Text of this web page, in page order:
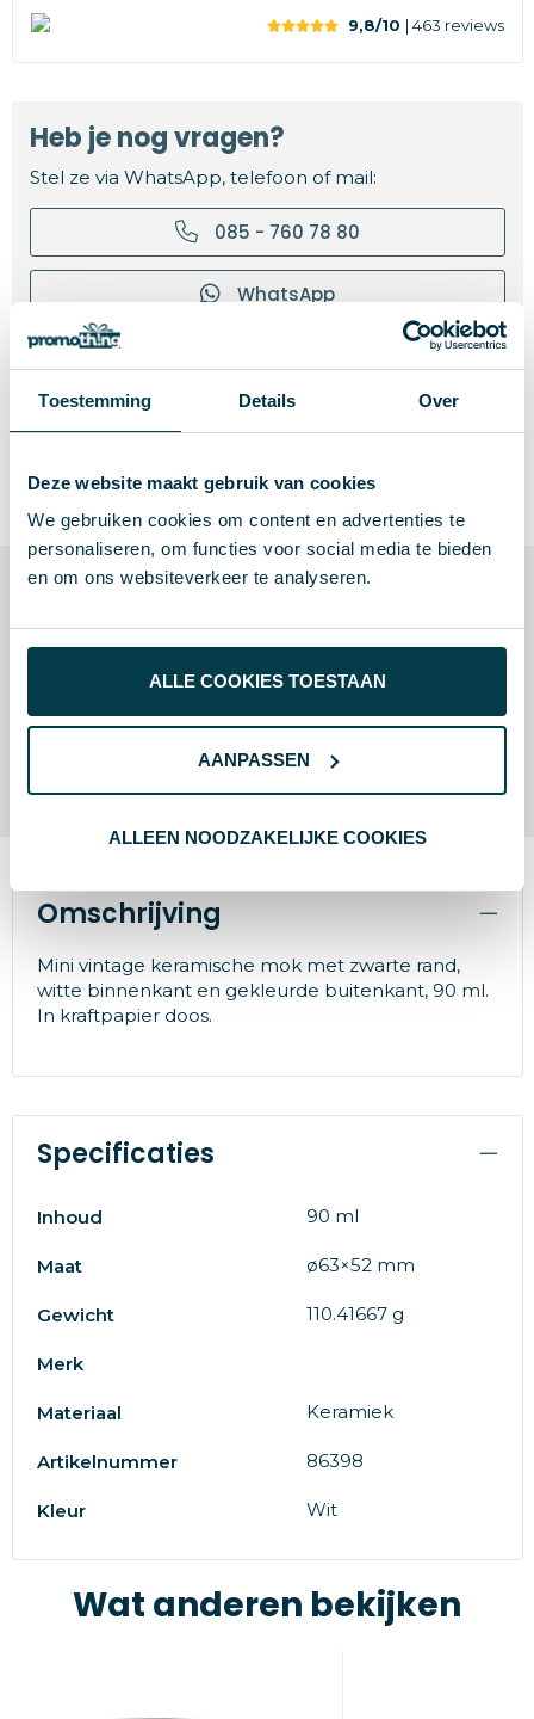
Toestemming Details Over
Deze website maakt gebruik van cookies
We gebruiken cookies om content en advertenties te
personaliseren, om functies voor social media te bieden
en om ons websiteverkeer te analyseren.
ALLE COOKIES TOESTAAN
AANPASSEN
ALLEEN NOODZAKELIJKE COOKIES
9,8/10 | 463 reviews
Heb je nog vragen?
Stel ze via WhatsApp, telefoon of mail:
085 - 760 78 80
WhatsApp
Snel antwoord op je vragen
Snelle levering
Omschrijving
Mini vintage keramische mok met zwarte rand,
witte binnenkant en gekleurde buitenkant, 90 ml.
In kraftpapier doos.
Specificaties
Inhoud 90 ml
Maat ø63×52 mm
Gewicht 110.41667 g
Merk
Materiaal Keramiek
Artikelnummer 86398
Kleur Wit
Wat anderen bekijken